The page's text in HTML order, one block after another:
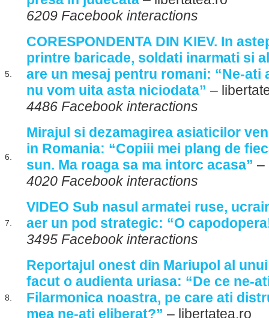
6209 Facebook interactions
5.
CORESPONDENTA DIN KIEV. In
printre baricade, soldati inarmati si
are un mesaj pentru romani: “Ne-ati
nu vom uita asta niciodata” –
4486 Facebook interactions
6.
Mirajul si dezamagirea asiaticilor
in Romania: “Copiii mei plang de
sun. Ma roaga sa ma intorc acasa” –
4020 Facebook interactions
7.
VIDEO Sub nasul armatei ruse,
aer un pod strategic: “O
3495 Facebook interactions
8.
Reportajul onest din Mariupol al
facut o audienta uriasa: “De ce ne-
Filarmonica noastra, pe care ati
mea ne-ati eliberat?” – libertatea.ro